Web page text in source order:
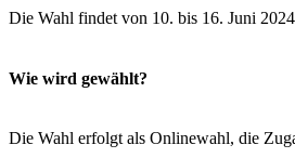
Die Wahl findet von 10. bis 16. Juni
Wie wird gewählt?
Die Wahl erfolgt als Onlinewahl, die